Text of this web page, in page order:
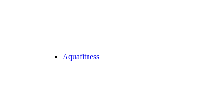
Aquafitness